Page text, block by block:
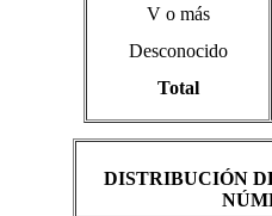
V o más
Desconocido
Total
DISTRIBUCIÓN